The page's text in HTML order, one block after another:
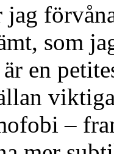
som
en
–